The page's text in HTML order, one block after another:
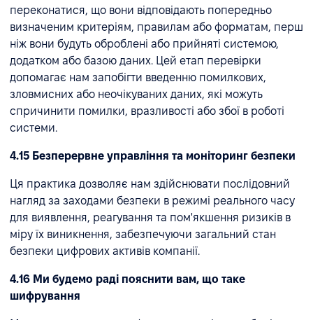
переконатися, що вони відповідають попередньо
визначеним критеріям, правилам або форматам, перш
ніж вони будуть оброблені або прийняті системою,
додатком або базою даних. Цей етап перевірки
допомагає нам запобігти введенню помилкових,
зловмисних або неочікуваних даних, які можуть
спричинити помилки, вразливості або збої в роботі
системи.
4.15 Безперервне управління та моніторинг безпеки
Ця практика дозволяє нам здійснювати послідовний
нагляд за заходами безпеки в режимі реального часу
для виявлення, реагування та пом'якшення ризиків в
міру їх виникнення, забезпечуючи загальний стан
безпеки цифрових активів компанії.
4.16 Ми будемо раді пояснити вам, що таке
шифрування